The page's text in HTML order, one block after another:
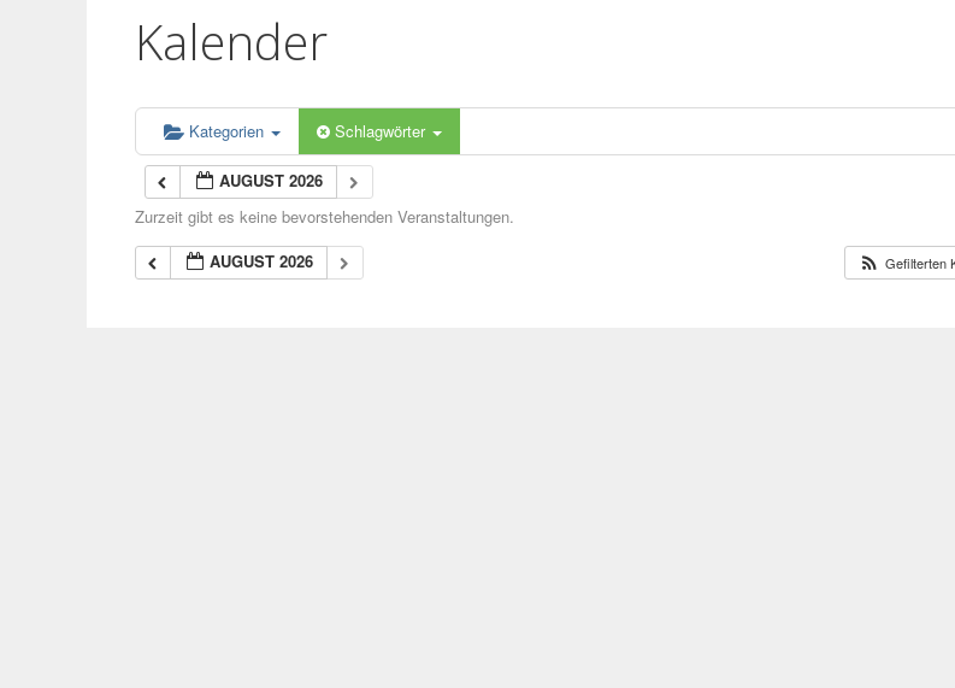
Kalender
Kategorien Schlagwörter
AUGUST 2026
Zurzeit gibt es keine bevorstehenden Veranstaltungen.
AUGUST 2026
Gefilterten